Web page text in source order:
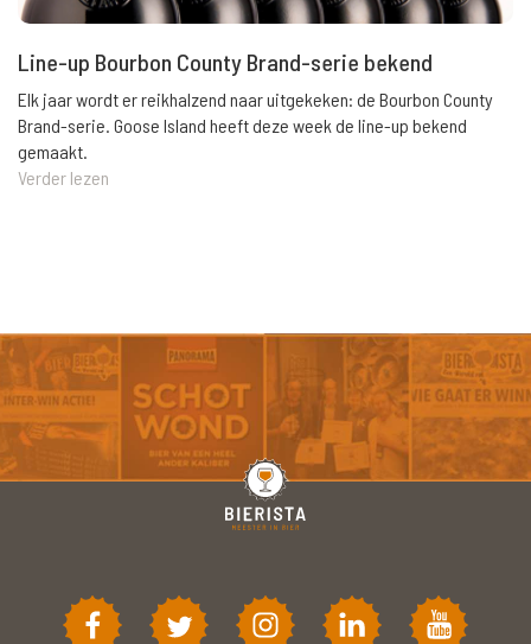
Line-up Bourbon County Brand-serie bekend
Elk jaar wordt er reikhalzend naar uitgekeken: de Bourbon County
Brand-serie. Goose Island heeft deze week de line-up bekend
gemaakt.
Verder lezen